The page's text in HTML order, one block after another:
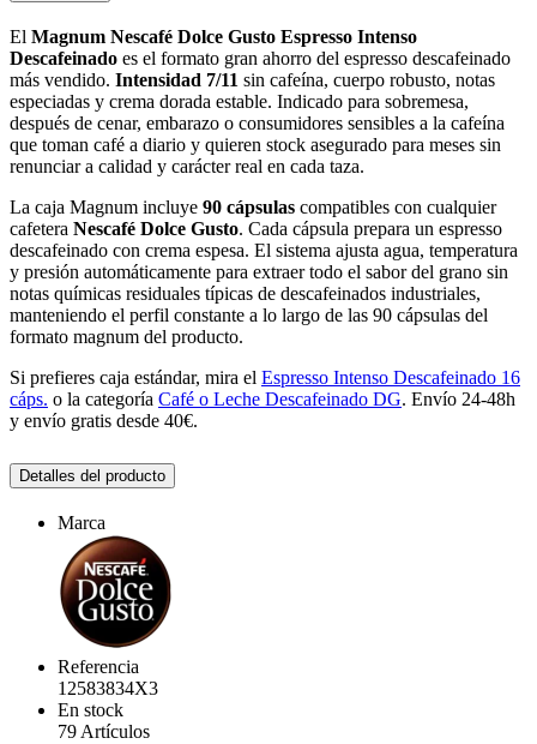
El Magnum Nescafé Dolce Gusto Espresso Intenso
Descafeinado es el formato gran ahorro del espresso descafeinado
más vendido. Intensidad 7/11 sin cafeína, cuerpo robusto, notas
especiadas y crema dorada estable. Indicado para sobremesa,
después de cenar, embarazo o consumidores sensibles a la cafeína
que toman café a diario y quieren stock asegurado para meses sin
renunciar a calidad y carácter real en cada taza.
La caja Magnum incluye 90 cápsulas compatibles con cualquier
cafetera Nescafé Dolce Gusto. Cada cápsula prepara un espresso
descafeinado con crema espesa. El sistema ajusta agua, temperatura
y presión automáticamente para extraer todo el sabor del grano sin
notas químicas residuales típicas de descafeinados industriales,
manteniendo el perfil constante a lo largo de las 90 cápsulas del
formato magnum del producto.
Si prefieres caja estándar, mira el Espresso Intenso Descafeinado 16
cáps. o la categoría Café o Leche Descafeinado DG. Envío 24-48h
y envío gratis desde 40€.
Detalles del producto
Marca
Referencia
12583834X3
En stock
79 Artículos